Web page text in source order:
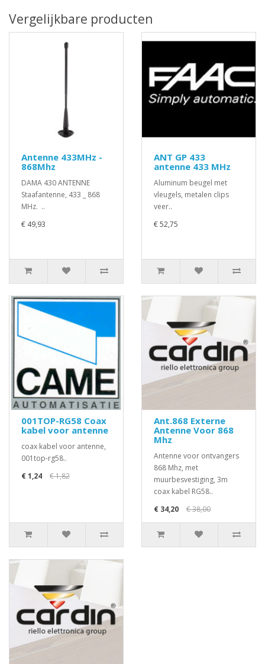
Vergelijkbare producten
Antenne 433MHz -
868Mhz
DAMA 430 ANTENNE
Staafantenne, 433 _ 868
MHz. ..
€ 49,93
ANT GP 433
antenne 433 MHz
Aluminum beugel met
vleugels, metalen clips
veer..
€ 52,75
001TOP-RG58 Coax
kabel voor antenne
coax kabel voor antenne,
001top-rg58..
€ 1,24
€ 1,82
Ant.868 Externe
Antenne Voor 868
Mhz
Antenne voor ontvangers
868 Mhz, met
muurbesvestiging, 3m
coax kabel RG58..
€ 34,20
€ 38,00